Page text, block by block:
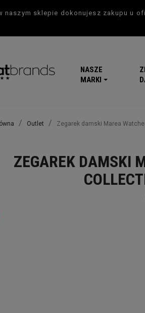
naszym sklepie dokonujesz zakupu u
NASZE
MARKI
Outlet Zegarek damski Marea
ZEGAREK DAMSKI